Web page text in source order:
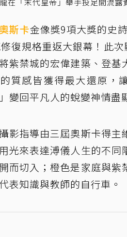
奧斯卡金像獎9項大獎的史
復規格重返大銀幕！此
紫禁城的宏偉建築、登
質感皆獲得最大還原，
」變回平凡人的蛻變神情盡
影指導由三屆奧斯卡得
用光來表達溥儀人生的不
而切入；橙色是家庭與
表知識與教師的自行車。